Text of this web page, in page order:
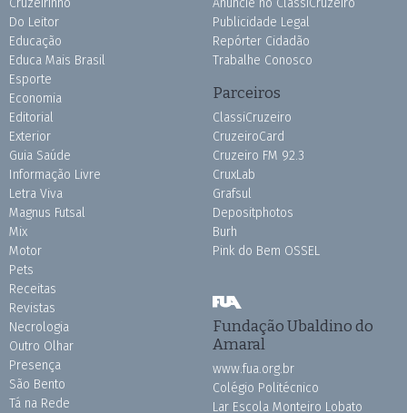
Cruzeirinho
Do Leitor
Educação
Educa Mais Brasil
Esporte
Economia
Editorial
Exterior
Guia Saúde
Informação Livre
Letra Viva
Magnus Futsal
Mix
Motor
Pets
Receitas
Revistas
Necrologia
Outro Olhar
Presença
São Bento
Tá na Rede
Anuncie no ClassiCruzeiro
Publicidade Legal
Repórter Cidadão
Trabalhe Conosco
Parceiros
ClassiCruzeiro
CruzeiroCard
Cruzeiro FM 92.3
CruxLab
Grafsul
Depositphotos
Burh
Pink do Bem OSSEL
Fundação Ubaldino do
Amaral
www.fua.org.br
Colégio Politécnico
Lar Escola Monteiro Lobato